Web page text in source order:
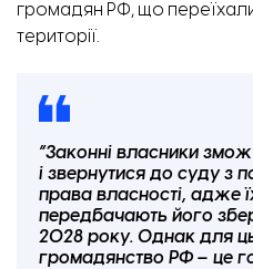
громадян РФ, що переїхали
території.
“Законні власники
і звернутися до суду з
права власності, адже
передбачають його
2028 року. Однак для
громадянство РФ – це